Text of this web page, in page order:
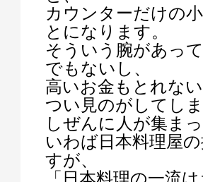
カウンターだけの
とになります。
そういう腕があっ
でもないし、
高いお金もとれな
つい見のがしてし
しぜんに人が集ま
いわば日本料理屋
すが、